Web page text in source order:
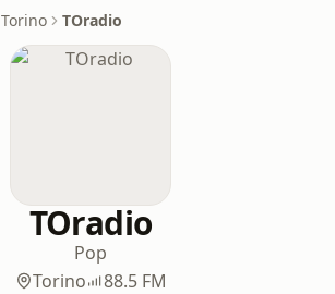
Torino TOradio
TOradio
Pop
Torino
88.5 FM